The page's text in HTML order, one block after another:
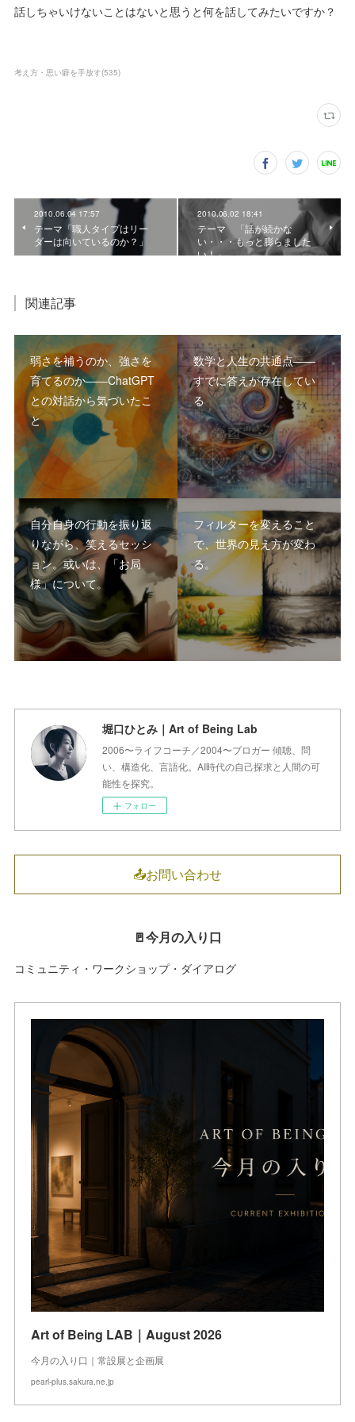
話しちゃいけないことはないと思うと何を話してみたいですか？
考え方・思い癖を手放す(535)
2010.06.04 17:57
テーマ「職人タイプはリー
ダーは向いているのか？」
2010.06.02 18:41
テーマ 「話が続かな
い・・・もっと膨らました
い！」
関連記事
弱さを補うのか、強さを
育てるのか――ChatGPT
との対話から気づいたこ
と
数学と人生の共通点――
すでに答えが存在してい
る
自分自身の行動を振り返
りながら、笑えるセッシ
ョン。或いは、「お局
様」について。
フィルターを変えること
で、世界の見え方が変わ
る。
堀口ひとみ｜Art of Being Lab
2006〜ライフコーチ／2004〜ブロガー 傾聴、問
い、構造化、言語化。AI時代の自己探求と人間の可
能性を探究。
フォロー
📤お問い合わせ
🚪今月の入り口
コミュニティ・ワークショップ・ダイアログ
Art of Being LAB｜August 2026
今月の入り口｜常設展と企画展
pearl-plus.sakura.ne.jp